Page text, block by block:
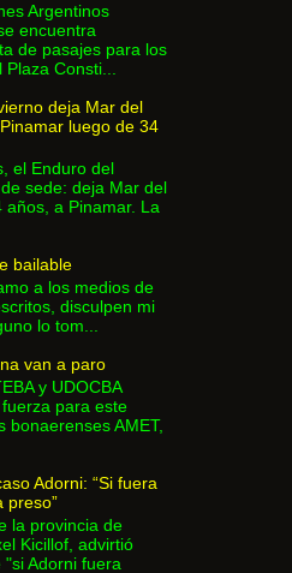
Argentinos
encuentra
de pasajes para los
Plaza Consti...
deja Mar del
luego de 34
el Enduro del
sede: deja Mar del
años, a Pinamar. La
bailable
a los medios de
disculpen mi
lo tom...
van a paro
y UDOCBA
para este
bonaerenses AMET,
Adorni: “Si fuera
preso”
la provincia de
Kicillof, advirtió
Adorni fuera